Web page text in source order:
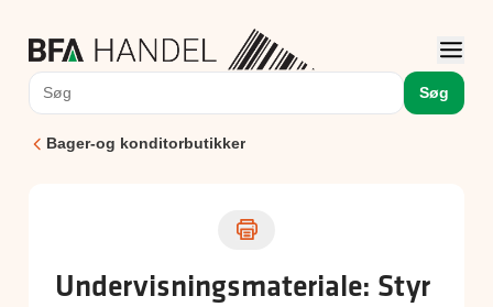
Søg
Bager-og konditorbutikker
Undervisningsmateriale: Styr